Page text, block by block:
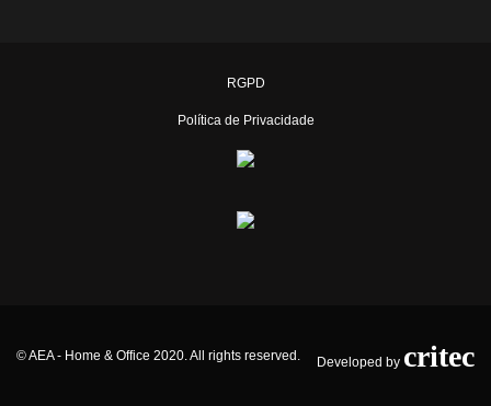
RGPD
Política de Privacidade
© AEA - Home & Office 2020. All rights reserved. Developed by critec